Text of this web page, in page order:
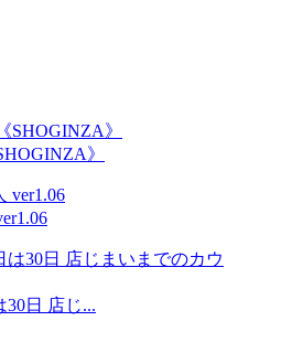
》
日 店じ...